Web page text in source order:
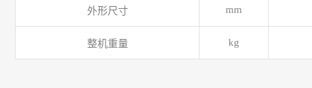
外形尺寸 mm
整机重量 kg